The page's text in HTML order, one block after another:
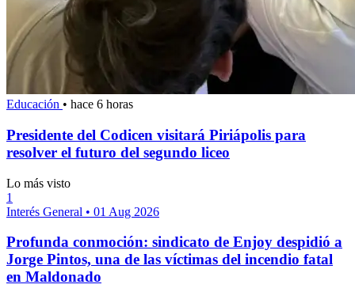
Educación • hace 6 horas
Presidente del Codicen visitará Piriápolis para
resolver el futuro del segundo liceo
Lo más visto
1
Interés General • 01 Aug 2026
Profunda conmoción: sindicato de Enjoy despidió a
Jorge Pintos, una de las víctimas del incendio fatal
en Maldonado